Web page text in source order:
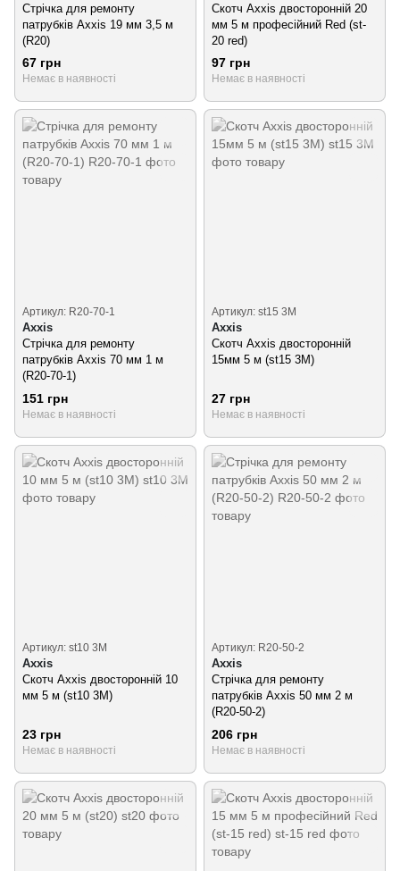
Стрічка для ремонту
патрубків Axxis 19 мм 3,5 м
(R20)
67 грн
Немає в наявності
Скотч Axxis двосторонній 20
мм 5 м професійний Red (st-
20 red)
97 грн
Немає в наявності
Артикул: R20-70-1
Axxis
Стрічка для ремонту
патрубків Axxis 70 мм 1 м
(R20-70-1)
151 грн
Немає в наявності
Артикул: st15 3M
Axxis
Скотч Axxis двосторонній
15мм 5 м (st15 3M)
27 грн
Немає в наявності
Артикул: st10 3M
Axxis
Скотч Axxis двосторонній 10
мм 5 м (st10 3M)
23 грн
Немає в наявності
Артикул: R20-50-2
Axxis
Стрічка для ремонту
патрубків Axxis 50 мм 2 м
(R20-50-2)
206 грн
Немає в наявності